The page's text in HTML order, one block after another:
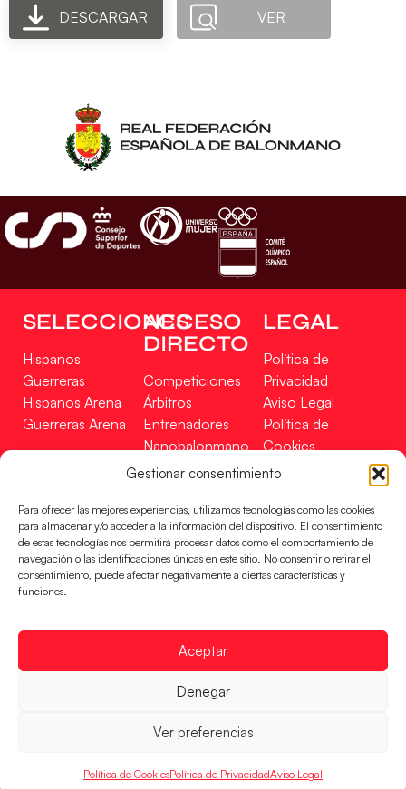
Gestionar consentimiento
Para ofrecer las mejores experiencias, utilizamos tecnologías como las cookies
para almacenar y/o acceder a la información del dispositivo. El consentimiento
de estas tecnologías nos permitirá procesar datos como el comportamiento de
navegación o las identificaciones únicas en este sitio. No consentir o retirar el
consentimiento, puede afectar negativamente a ciertas características y
funciones.
Aceptar
Denegar
Ver preferencias
Política de CookiesPolítica de PrivacidadAviso Legal
DESCARGAR VER
SELECCIONES
Hispanos
Guerreras
Hispanos Arena
Guerreras Arena
ACCESO
DIRECTO
Competiciones
Árbitros
Entrenadores
Nanobalonmano
Tienda
LEGAL
Política de
Privacidad
Aviso Legal
Política de
Cookies
Mapa Web
Incidencias
CONTACTO
EN
FINANCIADO
RFEBM © 2024. Todos los derechos reservados –
Desarrollado por